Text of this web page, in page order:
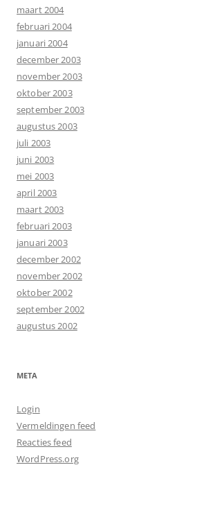
maart 2004
februari 2004
januari 2004
december 2003
november 2003
oktober 2003
september 2003
augustus 2003
juli 2003
juni 2003
mei 2003
april 2003
maart 2003
februari 2003
januari 2003
december 2002
november 2002
oktober 2002
september 2002
augustus 2002
META
Login
Vermeldingen feed
Reacties feed
WordPress.org